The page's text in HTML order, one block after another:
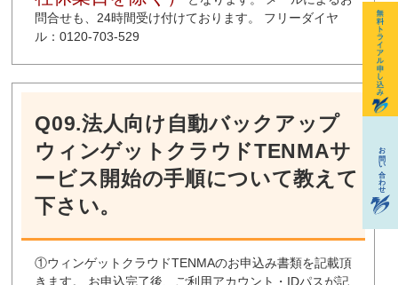
問合せも、24時間受け付けております。 フリーダイヤ
ル：0120-703-529
Q09.法人向け自動バックアップ
ウィンゲットクラウドTENMAサ
ービス開始の手順について教えて
下さい。
①ウィンゲットクラウドTENMAのお申込み書類を記載頂
きます。 お申込完了後、ご利用アカウント・IDパスが記